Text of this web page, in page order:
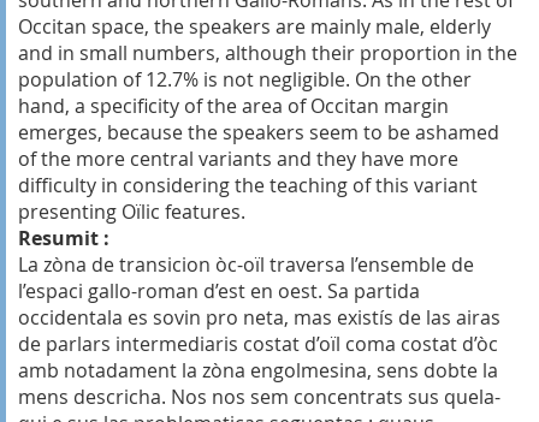
Occitan space, the speakers are mainly male, elderly
and in small numbers, although their proportion in the
population of 12.7% is not negligible. On the other
hand, a specificity of the area of ​​Occitan margin
emerges, because the speakers seem to be ashamed
of the more central variants and they have more
difficulty in considering the teaching of this variant
presenting Oïlic features.
Resumit :
La zòna de transicion òc-oïl traversa l’ensemble de
l’espaci gallo-roman d’est en oest. Sa partida
occidentala es sovin pro neta, mas existís de las airas
de parlars intermediaris costat d’oïl coma costat d’òc
amb notadament la zòna engolmesina, sens dobte la
mens descricha. Nos nos sem concentrats sus quela-